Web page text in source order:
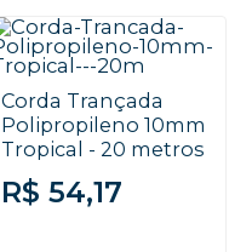
Corda Trançada
Polipropileno 10mm
Tropical - 20 metros
R$ 54,17